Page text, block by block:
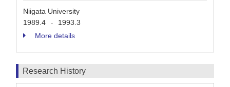
Niigata University
1989.4
-
1993.3
More details
Research History